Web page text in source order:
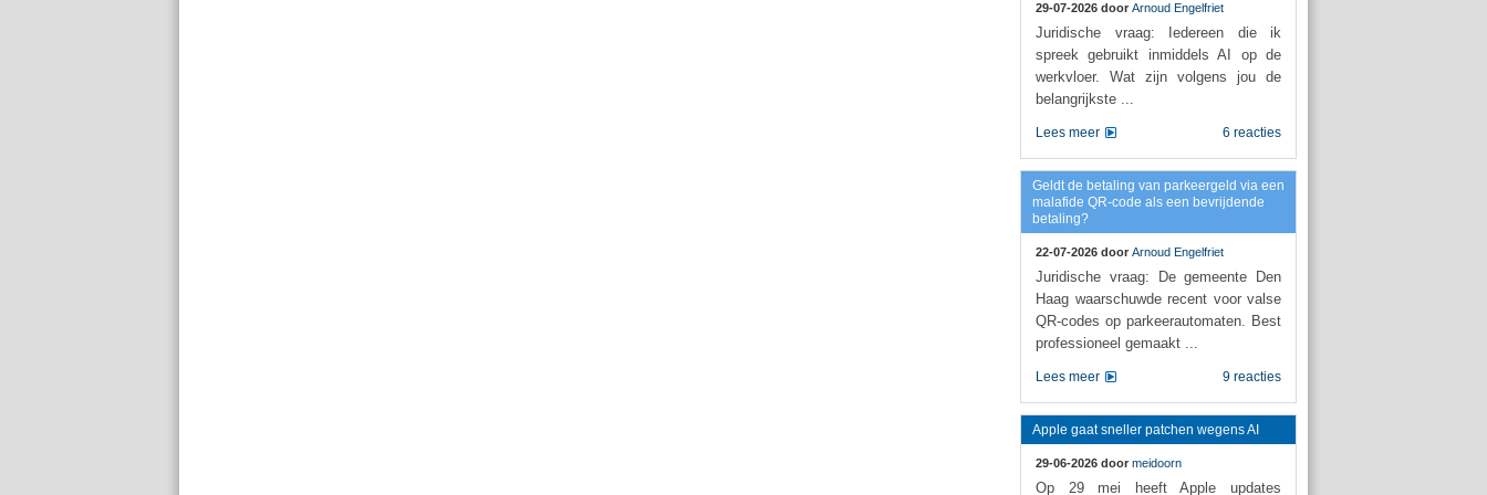
29-07-2026 door Arnoud Engelfriet
Juridische vraag: Iedereen die ik
spreek gebruikt inmiddels AI op de
werkvloer. Wat zijn volgens jou de
belangrijkste ...
6 reacties
Lees meer
Geldt de betaling van parkeergeld via een
malafide QR-code als een bevrijdende
betaling?
22-07-2026 door Arnoud Engelfriet
Juridische vraag: De gemeente Den
Haag waarschuwde recent voor valse
QR-codes op parkeerautomaten. Best
professioneel gemaakt ...
9 reacties
Lees meer
Apple gaat sneller patchen wegens AI
29-06-2026 door meidoorn
Op 29 mei heeft Apple updates